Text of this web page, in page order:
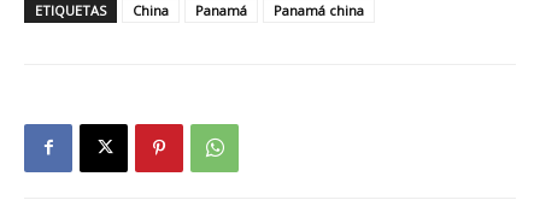
ETIQUETAS China Panamá Panamá china